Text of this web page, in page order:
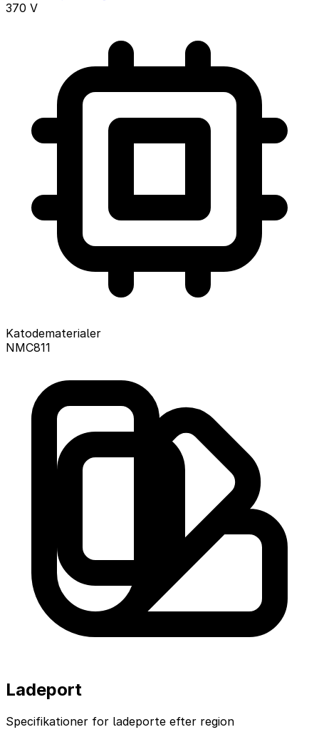
370 V
Katodematerialer
NMC811
Ladeport
Specifikationer for ladeporte efter region